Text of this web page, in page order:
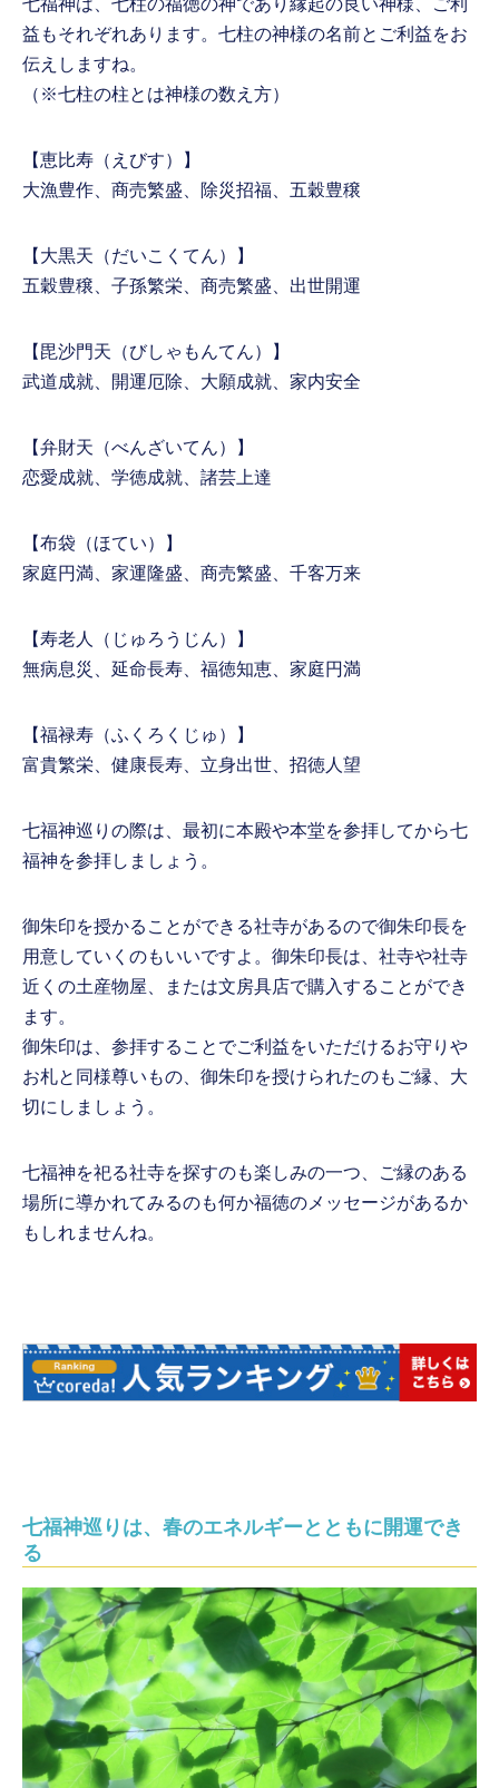
益もそれぞれあります。七柱の神様の名前とご利益をお
伝えしますね。
（※七柱の柱とは神様の数え方）
【恵比寿（えびす）】
大漁豊作、商売繁盛、除災招福、五穀豊穣
【大黒天（だいこくてん）】
五穀豊穣、子孫繁栄、商売繁盛、出世開運
【毘沙門天（びしゃもんてん）】
武道成就、開運厄除、大願成就、家内安全
【弁財天（べんざいてん）】
恋愛成就、学徳成就、諸芸上達
【布袋（ほてい）】
家庭円満、家運隆盛、商売繁盛、千客万来
【寿老人（じゅろうじん）】
無病息災、延命長寿、福徳知恵、家庭円満
【福禄寿（ふくろくじゅ）】
富貴繁栄、健康長寿、立身出世、招徳人望
七福神巡りの際は、最初に本殿や本堂を参拝してから七
福神を参拝しましょう。
御朱印を授かることができる社寺があるので御朱印長を
用意していくのもいいですよ。御朱印長は、社寺や社寺
近くの土産物屋、または文房具店で購入することができ
ます。
御朱印は、参拝することでご利益をいただけるお守りや
お札と同様尊いもの、御朱印を授けられたのもご縁、大
切にしましょう。
七福神を祀る社寺を探すのも楽しみの一つ、ご縁のある
場所に導かれてみるのも何か福徳のメッセージがあるか
もしれませんね。
七福神巡りは、春のエネルギーとともに開運でき
る